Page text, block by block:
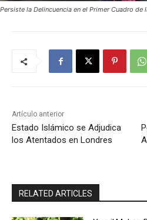
Persiste la Delincuencia en el Primer Cuadro de
Artículo anterior
Estado Islámico se Adjudica
los Atentados en Londres
RELATED ARTICLES